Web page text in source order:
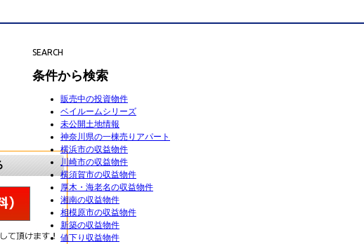
SEARCH
条件から検索
販売中の投資物件
ベイルームシリーズ
未公開土地情報
神奈川県の一棟売りアパート
横浜市の収益物件
川崎市の収益物件
横須賀市の収益物件
厚木・海老名の収益物件
湘南の収益物件
相模原市の収益物件
新築の収益物件
値下り収益物件